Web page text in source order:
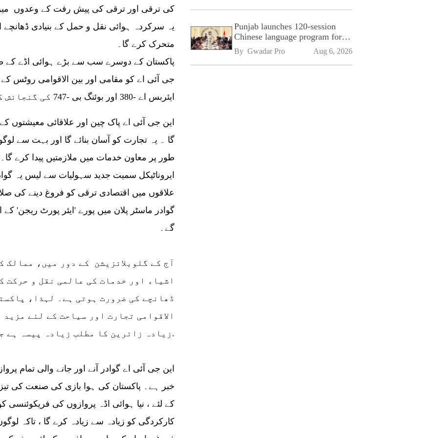
کی ترقی اور ترقی کی پیش رفت کے وعدوں میں
یہ سرکردہ ہوائی نقل و حمل کے بنیادی ڈھانچے
متحرک کرے گا۔
ایئربس اے -380 اور بوئنگ بی -747 کی گنجائش کے لئے ڈیزائن کیا گیا ہے۔
این جی آئی اے پاک چین اور علاقائی معیشتوں
گا ۔ یہ تجارت کو آسان بنائے گا اور بہت سے
طور پر معاون خدمات میں ملازمتیں پیدا کرے گا۔
ایروناٹیکل سمیت جدید سہولیات سے لیس یہ
علاقوں میں اقتصادی ترقی کو فروغ دینے کی
گوادر ماسٹر پلان میں پورے 'ایئر پورٹ ریجن' کے
گے۔
آج کے گلوبلائزیشن کے دور میں، ممالک
اشیاء اور خدمات کی عالمی نقل و حرکت
ڈھانچے کی ضرورت ہوتی ہے۔ لہذا،
الاقوامی تجارت اور سیاحت کے لئے
زیادہ زائرین کا مطلب زیادہ پیسہ ہے جو مقامی معیشت کیلئے موثر ہے.
این جی آئی اے گوادر آنے اور جانے والی تمام
خبر ہے۔ پاکستان کی ہوا بازی کی صنعت کی
کے لئے ، نیا ہوائی اڈہ پروازوں کی فریکوئنسی
کارکردگی کو زیادہ سے زیادہ کرے گا ، تاکہ
Punjab launches 120-session
Chinese language program for
SPU
By Gwadar Pro Aug 6, 2026